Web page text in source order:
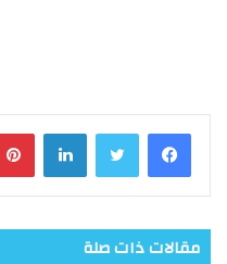
فيسبوك تويتر لينكدإن
مقالات ذات صلة